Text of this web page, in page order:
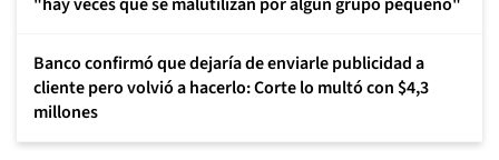
Banco confirmó que dejaría de enviarle publicidad a
cliente pero volvió a hacerlo: Corte lo multó con $4,3
millones